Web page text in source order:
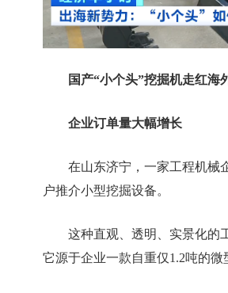
国产“小个头”挖掘机走红海
企业订单量大幅增长
在山东济宁，一家工程机械企
户推介小型挖掘设备。
这种直观、透明、实景化的工
它源于企业一款自重仅1.2吨的微